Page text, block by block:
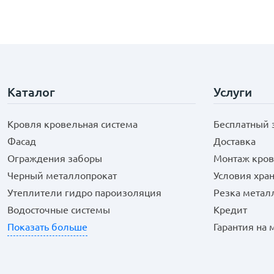
Каталог
Кровля кровельная система
Фасад
Ограждения заборы
Черный металлопрокат
Утеплители гидро пароизоляция
Водосточные системы
Показать больше
Услуги
Бесплатный
Доставка
Монтаж
Условия
Резка
Кредит
Гарантия на